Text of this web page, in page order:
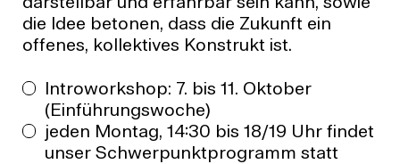
darstellbar und erfahrbar sein kann, sowie
die Idee betonen, dass die Zukunft ein
offenes, kollektives Konstrukt ist.
Introworkshop: 7. bis 11. Oktober
(Einführungswoche)
jeden Montag, 14:30 bis 18/19 Uhr findet
unser Schwerpunktprogramm statt